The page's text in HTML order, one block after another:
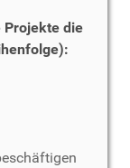
Projekte die